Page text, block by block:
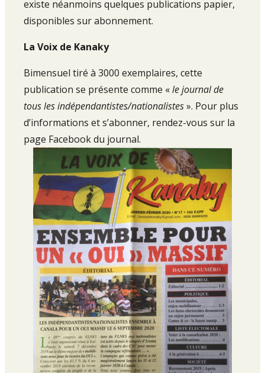
existe néanmoins quelques publications papier,
disponibles sur abonnement.
La Voix de Kanaky
Bimensuel tiré à 3000 exemplaires, cette
publication se présente comme «le journal de
tous les indépendantistes/nationalistes». Pour plus
d’informations et s’abonner, rendez-vous sur la
page Facebook du journal.